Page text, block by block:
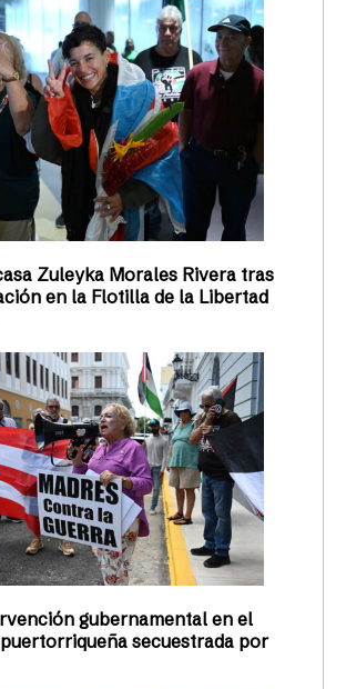
la vida de la
Margarita Mergal
Puertorriqueña de la Mujer
celebrará la vida de la
Mergal Zimmerman,
e integrante de la entidad, el sábado,
09/04/2026
ACTUALIDAD